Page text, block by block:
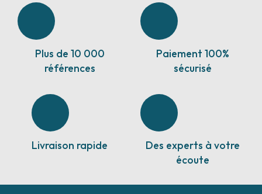
Plus de 10 000
références
Paiement 100%
sécurisé
Livraison rapide
Des experts à votre
écoute